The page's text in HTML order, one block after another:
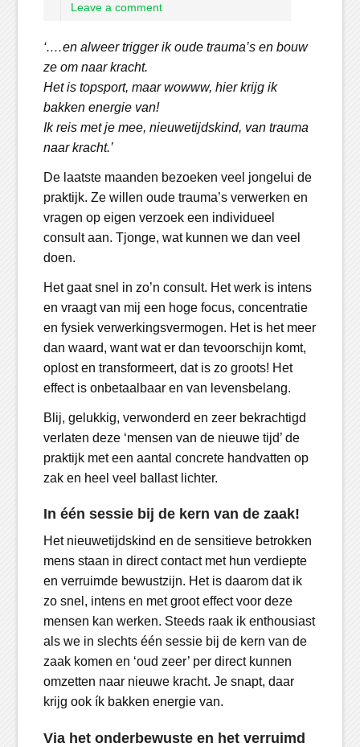
Leave a comment
‘.…en alweer trigger ik oude trauma’s en bouw
ze om naar kracht.
Het is topsport, maar wowww, hier krijg ik
bakken energie van!
Ik reis met je mee, nieuwetijdskind, van trauma
naar kracht.’
De laatste maanden bezoeken veel jongelui de
praktijk. Ze willen oude trauma’s verwerken en
vragen op eigen verzoek een individueel
consult aan. Tjonge, wat kunnen we dan veel
doen.
Het gaat snel in zo’n consult. Het werk is intens
en vraagt van mij een hoge focus, concentratie
en fysiek verwerkingsvermogen. Het is het meer
dan waard, want wat er dan tevoorschijn komt,
oplost en transformeert, dat is zo groots! Het
effect is onbetaalbaar en van levensbelang.
Blij, gelukkig, verwonderd en zeer bekrachtigd
verlaten deze ‘mensen van de nieuwe tijd’ de
praktijk met een aantal concrete handvatten op
zak en heel veel ballast lichter.
In één sessie bij de kern van de zaak!
Het nieuwetijdskind en de sensitieve betrokken
mens staan in direct contact met hun verdiepte
en verruimde bewustzijn. Het is daarom dat ik
zo snel, intens en met groot effect voor deze
mensen kan werken. Steeds raak ik enthousiast
als we in slechts één sessie bij de kern van de
zaak komen en ‘oud zeer’ per direct kunnen
omzetten naar nieuwe kracht. Je snapt, daar
krijg ook ík bakken energie van.
Via het onderbewuste en het verruimd